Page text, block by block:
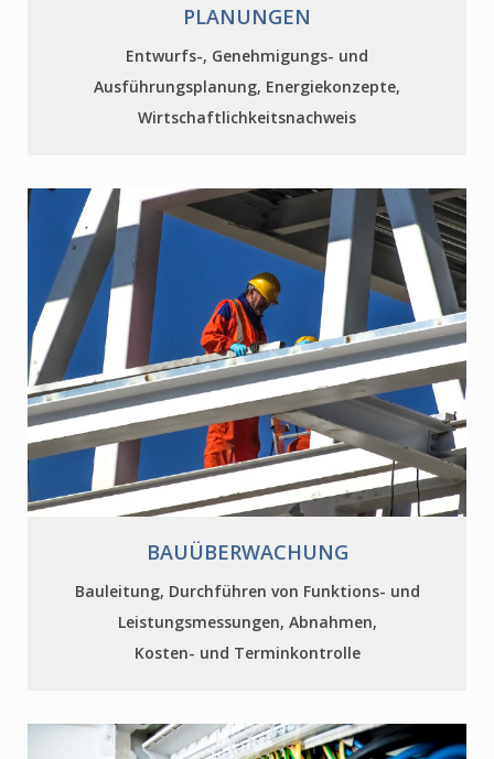
PLANUNGEN
Entwurfs-, Genehmigungs- und
Ausführungsplanung, Energiekonzepte,
Wirtschaftlichkeitsnachweis
BAUÜBERWACHUNG
Bauleitung, Durchführen von Funktions- und
Leistungsmessungen, Abnahmen,
Kosten- und Terminkontrolle